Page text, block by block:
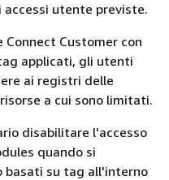
utente previste.
Connect Customer con
applicati, gli utenti
ai registri delle
a cui sono limitati.
disabilitare l'accesso
quando si
basati su tag all'interno